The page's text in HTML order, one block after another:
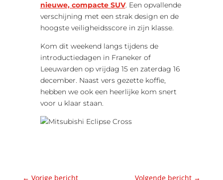
nieuwe, compacte SUV. Een opvallende
verschijning met een strak design en de
hoogste veiligheidsscore in zijn klasse.
Kom dit weekend langs tijdens de
introductiedagen in Franeker of
Leeuwarden op vrijdag 15 en zaterdag 16
december. Naast vers gezette koffie,
hebben we ook een heerlijke kom snert
voor u klaar staan.
← Vorige bericht Volgende bericht →